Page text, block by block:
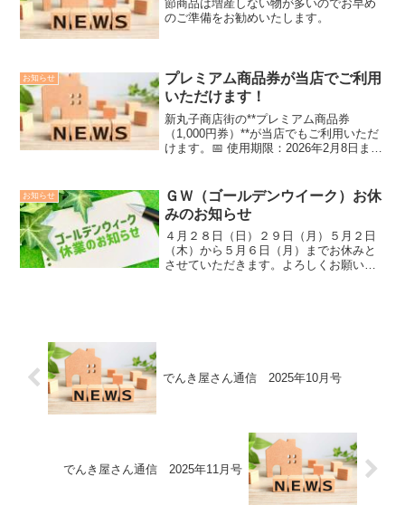
節商品は増産しない物が多いのでお早め
のご準備をお勧めいたします。
お知らせ
プレミアム商品券が当店でご利用
いただけます！
新丸子商店街の**プレミアム商品券
（1,000円券）**が当店でもご利用いただ
けます。📅 使用期限：2026年2月8日まで
ださい。皆さまのご来店をお待ちしてお
ります。
お知らせ
ＧＷ（ゴールデンウイーク）お休
みのお知らせ
４月２８日（日）２９日（月）５月２日
（木）から５月６日（月）までお休みと
させていただきます。よろしくお願いい
でんき屋さん通信 2025年10月号
でんき屋さん通信 2025年11月号